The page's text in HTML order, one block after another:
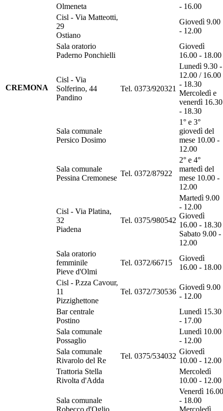
CREMONA
Olmeneta
- 16.00
Cisl - Via Matteotti,
29
Ostiano
Giovedì 9.00
- 12.00
Sala oratorio
Paderno Ponchielli
Giovedì
16.00 - 18.00
Cisl - Via
Solferino, 44
Pandino
Tel. 0373/920321
Lunedì 9.30 -
12.00 / 16.00
- 18.30
Mercoledì e
venerdì 16.30
- 18.30
Sala comunale
Persico Dosimo
1° e 3°
giovedì del
mese 10.00 -
12.00
Sala comunale
Pessina Cremonese
Tel. 0372/87922
2° e 4°
martedì del
mese 10.00 -
12.00
Cisl - Via Platina,
32
Piadena
Tel. 0375/980542
Martedì 9.00
- 12.00
Giovedì
16.00 - 18.30
Sabato 9.00 -
12.00
Sala oratorio
femminile
Pieve d'Olmi
Tel. 0372/66715
Giovedì
16.00 - 18.00
Cisl - P.zza Cavour,
11
Pizzighettone
Tel. 0372/730536
Giovedì 9.00
- 12.00
Bar centrale
Postino
Lunedì 15.30
- 17.00
Sala comunale
Possaglio
Lunedì 10.00
- 12.00
Sala comunale
Rivarolo del Re
Tel. 0375/534032
Giovedì
10.00 - 12.00
Trattoria Stella
Rivolta d'Adda
Mercoledì
10.00 - 12.00
Sala comunale
Venerdì 16.00
- 18.00